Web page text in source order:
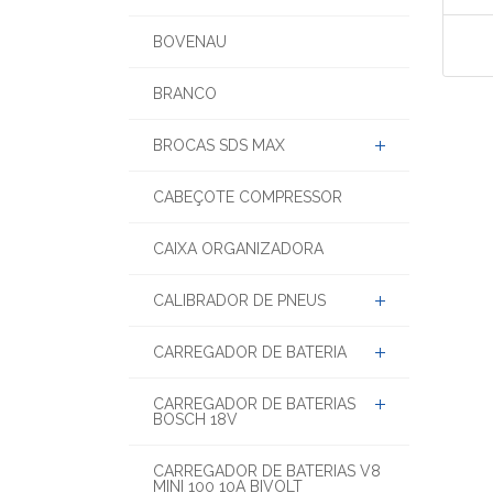
BOVENAU
BRANCO
BROCAS SDS MAX
CABEÇOTE COMPRESSOR
CAIXA ORGANIZADORA
CALIBRADOR DE PNEUS
CARREGADOR DE BATERIA
CARREGADOR DE BATERIAS
BOSCH 18V
CARREGADOR DE BATERIAS V8
MINI 100 10A BIVOLT